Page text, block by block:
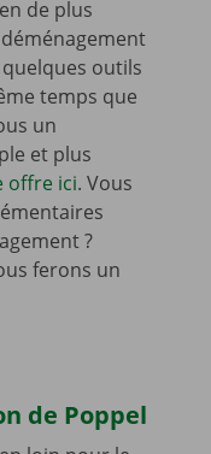
de plus
outils
temps que
un
et plus
offre ici. Vous
?
ferons un
de Poppel